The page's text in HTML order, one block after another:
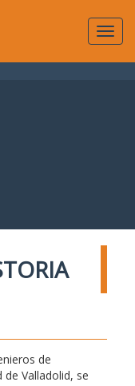
de
Valladolid, se